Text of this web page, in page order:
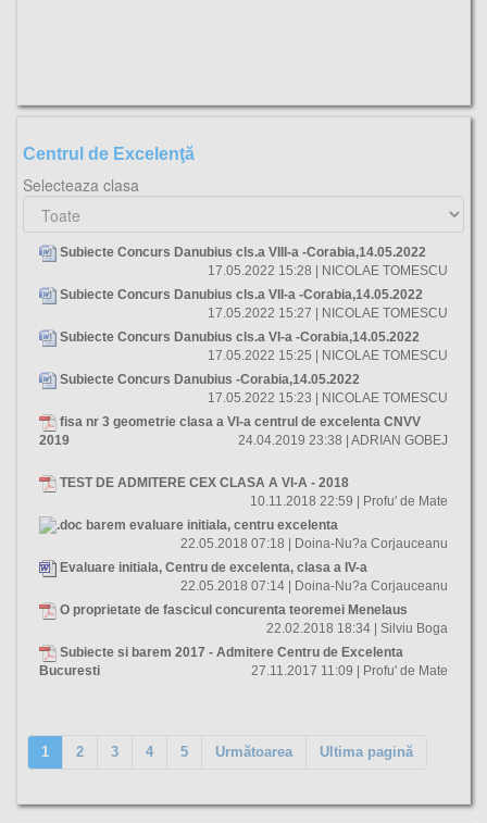
Centrul de Excelenţă
Selecteaza clasa
Subiecte Concurs Danubius cls.a VIII-a -Corabia,14.05.2022
17.05.2022 15:28 | NICOLAE TOMESCU
Subiecte Concurs Danubius cls.a VII-a -Corabia,14.05.2022
17.05.2022 15:27 | NICOLAE TOMESCU
Subiecte Concurs Danubius cls.a VI-a -Corabia,14.05.2022
17.05.2022 15:25 | NICOLAE TOMESCU
Subiecte Concurs Danubius -Corabia,14.05.2022
17.05.2022 15:23 | NICOLAE TOMESCU
fisa nr 3 geometrie clasa a VI-a centrul de excelenta CNVV
2019
24.04.2019 23:38 | ADRIAN GOBEJ
TEST DE ADMITERE CEX CLASA A VI-A - 2018
10.11.2018 22:59 | Profu' de Mate
barem evaluare initiala, centru excelenta
22.05.2018 07:18 | Doina-Nu?a Corjauceanu
Evaluare initiala, Centru de excelenta, clasa a IV-a
22.05.2018 07:14 | Doina-Nu?a Corjauceanu
O proprietate de fascicul concurenta teoremei Menelaus
22.02.2018 18:34 | Silviu Boga
Subiecte si barem 2017 - Admitere Centru de Excelenta
Bucuresti
27.11.2017 11:09 | Profu' de Mate
1 2 3 4 5 Următoarea Ultima pagină